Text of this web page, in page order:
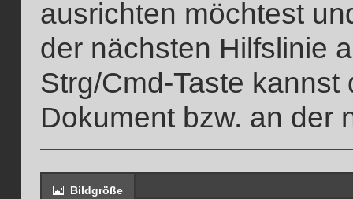
ausrichten möchtest
der nächsten Hilfslinie
Strg/Cmd-Taste
Dokument bzw. an der
Bildgröße